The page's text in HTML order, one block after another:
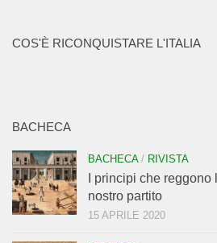
COS'È RICONQUISTARE L'ITALIA
BACHECA
BACHECA/ RIVISTA
I principi che
nostro partito
15 APRILE 2020